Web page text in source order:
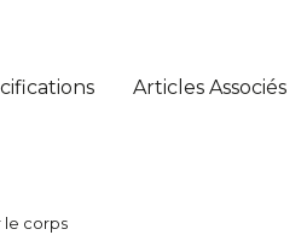
Articles Associés
le corps